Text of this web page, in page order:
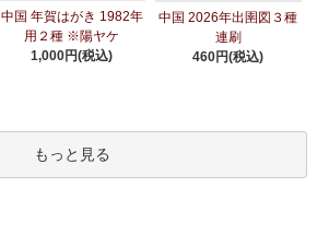
中国 年賀はがき 1982年
用２種 ※陽ヤケ
1,000円(税込)
中国 2026年出圉図３種
連刷
460円(税込)
もっと見る